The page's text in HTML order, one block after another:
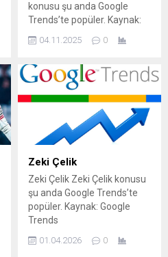
konusu şu anda Google
Trends’te popüler. Kaynak:
04.11.2025 0
Zeki Çelik
Zeki Çelik Zeki Çelik konusu
şu anda Google Trends’te
popüler. Kaynak: Google
Trends
01.04.2026 0